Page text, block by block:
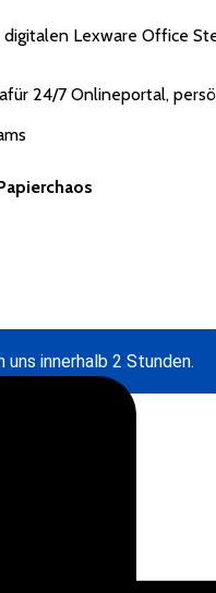
Lexware Office
24/7 Onlineportal,
uns innerhalb 2 Stunden.